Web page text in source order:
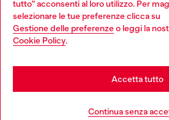
tutto" acconsenti al loro utilizzo. Per
selezionare le tue preferenze clicca su
Gestione delle preferenzeo leggi la
Cookie Policy.
Continua senza
Accetta tutto
Choose your location
You are currently browsing Italia
be based in United States